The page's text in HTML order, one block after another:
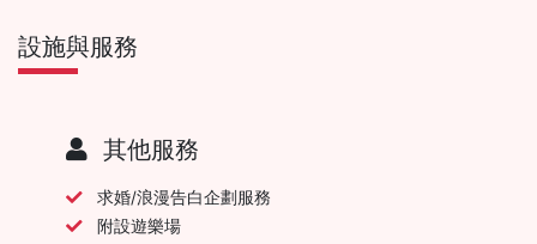
設施與服務
其他服務
求婚/浪漫告白企劃服務
附設遊樂場